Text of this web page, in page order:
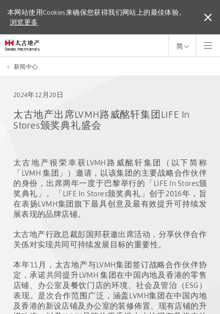
本网站使用Cookies来确保您获得我们网站上的最佳体验。
浏览更多
本网站使用Cookies来确保您获得我们网站上的最佳体验。
浏览更多
简
< 新闻中心
2024年12月20日
太古地产出席LVMH路威酩轩集团LIFE In
Stores颁奖典礼盛会
太古地产很荣幸获LVMH 路威酩轩集团（以下简称
「LVMH 集团」）邀请，以该集团的主要战略合作伙伴
的身份，出席两年一度于巴黎举行的「LIFE In Stores颁
奖典礼」。「LIFE In Stores颁奖典礼」创于2016年，旨
在表扬LVMH集团旗下最具创意及最有效提升可持续发
展表现的品牌店铺。
太古地产行政总裁彭国邦获邀出席活动，分享伙伴合作
关係对实现共同可持续发展目标的重要性。
本年11 月，太古地产与LVMH集团签订战略合作伙伴协
定，承诺共同提升LVMH集团在中国内地及⾹港的零售
店铺、办公室及餐饮门店的环境、社会及管治（ESG ）
表现。是次合作范围广泛，涵盖LVMH集团在中国内地
及⾹港的新设店铺及办公室的装修佈置、现有店铺的升